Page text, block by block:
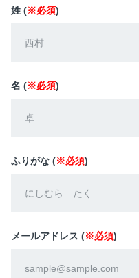
姓 (※必須)
名 (※必須)
ふりがな (※必須)
メールアドレス (※必須)